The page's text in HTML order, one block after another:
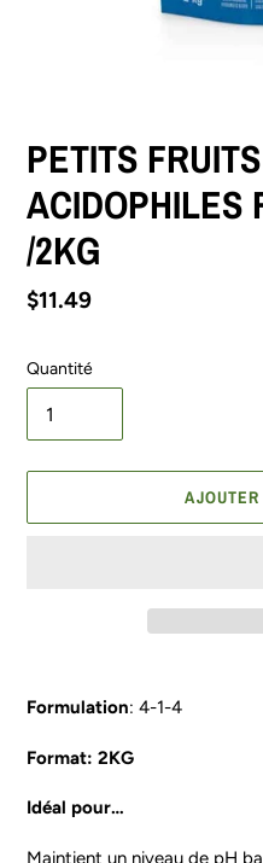
PETITS
ACIDOPHILES
/2KG
Prix
$11.49
Quantité
d'un
à
panier
Formulation: 4-1-4
Format: 2KG
Idéal pour…
Maintient un niveau de pH